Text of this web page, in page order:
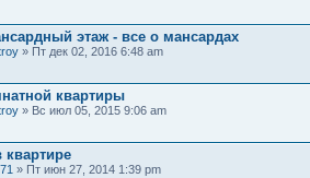
этаж - все о мансардах
» Пт дек 02, 2016 6:48 am
квартиры
» Вс июл 05, 2015 9:06 am
квартире
» Пт июн 27, 2014 1:39 pm